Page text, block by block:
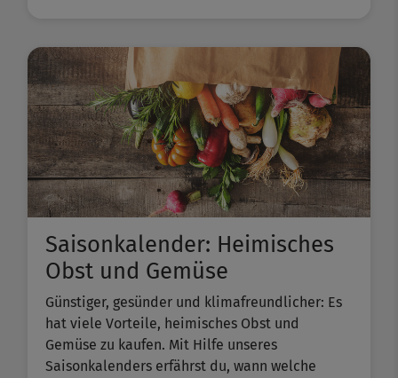
Saisonkalender: Heimisches
Obst und Gemüse
Günstiger, gesünder und klimafreundlicher: Es
hat viele Vorteile, heimisches Obst und
Gemüse zu kaufen. Mit Hilfe unseres
Saisonkalenders erfährst du, wann welche